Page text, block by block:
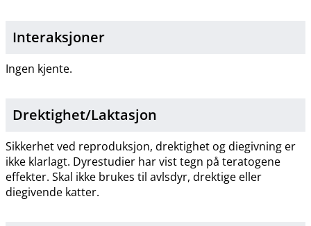
Interaksjoner
Ingen kjente.
Drektighet​/​Laktasjon
Sikkerhet ved reproduksjon, drektighet og diegivning er
ikke klarlagt. Dyrestudier har vist tegn på teratogene
effekter. Skal ikke brukes til avlsdyr, drektige eller
diegivende katter.